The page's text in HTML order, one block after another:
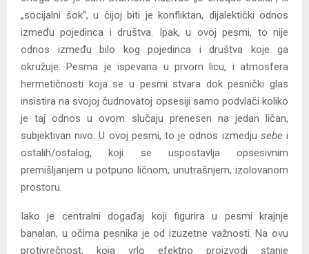
„socijalni šok“, u čijoj biti je konfliktan, dijalektički odnos
između pojedinca i društva. Ipak, u ovoj pesmi, to nije
odnos između bilo kog pojedinca i društva koje ga
okružuje. Pesma je ispevana u prvom licu, i atmosfera
hermetičnosti koja se u pesmi stvara dok pesnički glas
insistira na svojoj čudnovatoj opsesiji samo podvlači koliko
je taj odnos u ovom slučaju prenesen na jedan ličan,
subjektivan nivo. U ovoj pesmi, to je odnos izmedju sebe i
ostalih/ostalog, koji se uspostavlja opsesivnim
premišljanjem u potpuno ličnom, unutrašnjem, izolovanom
prostoru.
Iako je centralni događaj koji figurira u pesmi krajnje
banalan, u očima pesnika je od izuzetne važnosti. Na ovu
protivrečnost, koja vrlo efektno proizvodi stanje